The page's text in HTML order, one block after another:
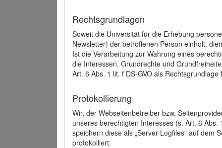
Rechtsgrundlagen
Soweit die Universität für die Erhebung
Newsletter) der betroffenen Person einholt,
Ist die Verarbeitung zur Wahrung eines
die Interessen, Grundrechte und
Art. 6 Abs. 1 lit. f DS-GVO als
Protokollierung
Wir, der Webseitenbetreiber bzw.
unseres berechtigten Interesses (s. Art. 6
speichern diese als „Server-Logfiles“ auf dem
protokolliert: